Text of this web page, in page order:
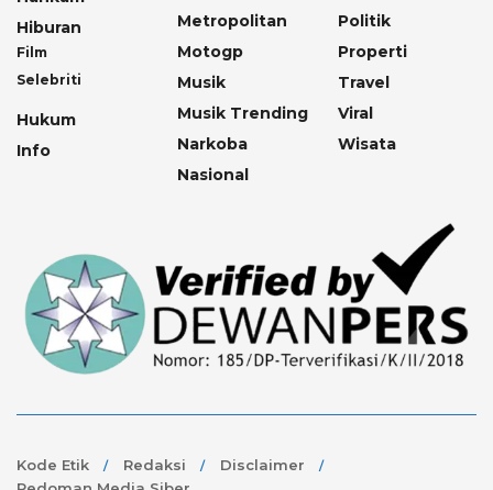
Hiburan
Film
Selebriti
Hukum
Info
Metropolitan
Motogp
Musik
Musik Trending
Narkoba
Nasional
Politik
Properti
Travel
Viral
Wisata
Kode Etik Redaksi
Disclaimer